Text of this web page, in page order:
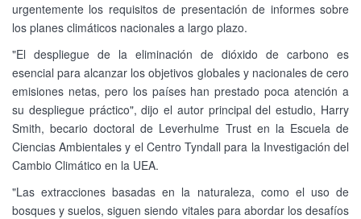
urgentemente los requisitos de presentación de informes sobre
los planes climáticos nacionales a largo plazo.
"El despliegue de la eliminación de dióxido de carbono es
esencial para alcanzar los objetivos globales y nacionales de cero
emisiones netas, pero los países han prestado poca atención a
su despliegue práctico", dijo el autor principal del estudio, Harry
Smith, becario doctoral de Leverhulme Trust en la Escuela de
Ciencias Ambientales y el Centro Tyndall para la Investigación del
Cambio Climático en la UEA.
"Las extracciones basadas en la naturaleza, como el uso de
bosques y suelos, siguen siendo vitales para abordar los desafíos